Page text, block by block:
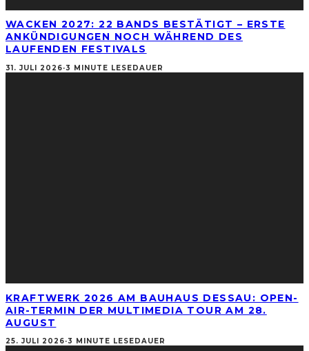
WACKEN 2027: 22 BANDS BESTÄTIGT – ERSTE
ANKÜNDIGUNGEN NOCH WÄHREND DES
LAUFENDEN FESTIVALS
31. JULI 2026·3 MINUTE LESEDAUER
KRAFTWERK 2026 AM BAUHAUS DESSAU: OPEN-
AIR-TERMIN DER MULTIMEDIA TOUR AM 28.
AUGUST
25. JULI 2026·3 MINUTE LESEDAUER